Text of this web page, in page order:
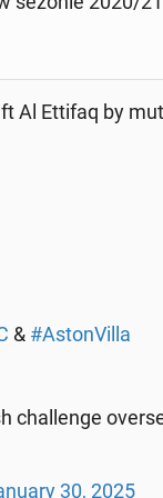
has left Al Ettifaq by
& #Asto­nVil­la
chal­len­ge
30, 2025